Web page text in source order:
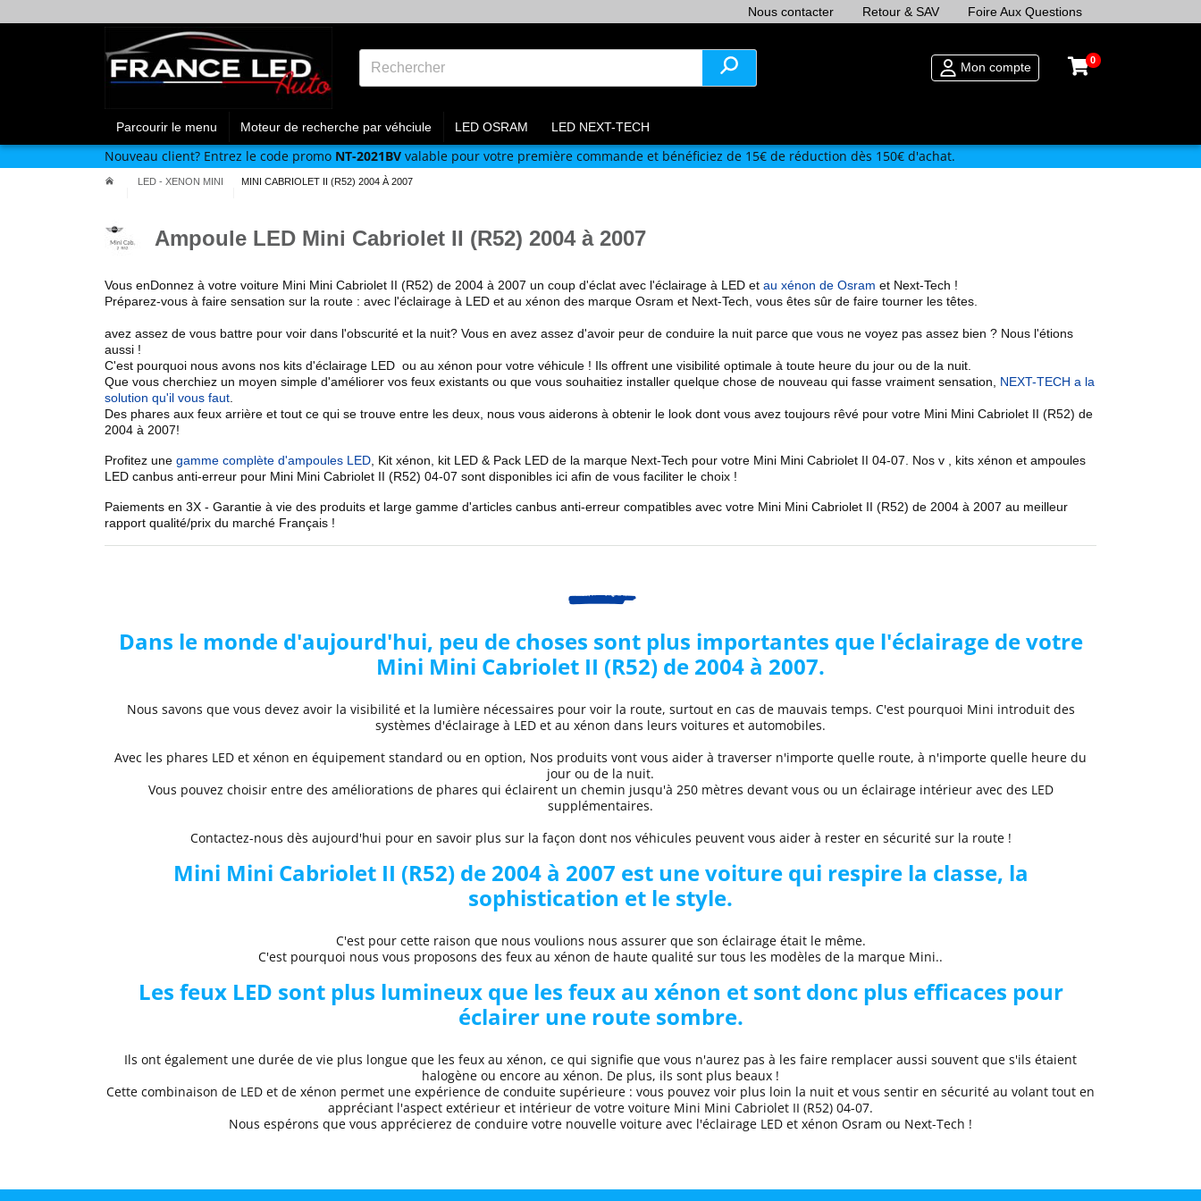
Nous contacter Retour & SAV Foire Aux Questions
Mon compte 0
Parcourir le menu Moteur de recherche par véhciule LED OSRAM LED NEXT-TECH
Nouveau client? Entrez le code promo NT-2021BV valable pour votre première commande et bénéficiez de 15€ de réduction dès 150€ d'achat.
LED - XENON MINI MINI CABRIOLET II (R52) 2004 À 2007
Ampoule LED Mini Cabriolet II (R52) 2004 à 2007
Vous enDonnez à votre voiture Mini Mini Cabriolet II (R52) de 2004 à 2007 un coup d'éclat avec l'éclairage à LED et au xénon de Osram et Next-Tech !
Préparez-vous à faire sensation sur la route : avec l'éclairage à LED et au xénon des marque Osram et Next-Tech , vous êtes sûr de faire tourner les têtes.
avez assez de vous battre pour voir dans l'obscurité et la nuit? Vous en avez assez d'avoir peur de conduire la nuit parce que vous ne voyez pas assez bien ? Nous l'étions
aussi !
C'est pourquoi nous avons nos kits d'éclairage LED ou au xénon pour votre véhicule ! Ils offrent une visibilité optimale à toute heure du jour ou de la nuit.
Que vous cherchiez un moyen simple d'améliorer vos feux existants ou que vous souhaitiez installer quelque chose de nouveau qui fasse vraiment sensation,
NEXT-TECH a la
solution qu'il vous faut
Des phares aux feux arrière et tout ce qui se trouve entre les deux, nous vous aiderons à obtenir le look dont vous avez toujours rêvé pour votre Mini Mini Cabriolet II (R52) de
2004 à 2007!
Profitez une gamme complète d'ampoules LED Kit xénon, kit LED & Pack LED de la marque Next-Tech pour votre Mini Mini Cabriolet II 04-07 . Nos v
, kits xénon et ampoules
LED canbus anti-erreur pour Mini Mini Cabriolet II (R52) 04-07 sont disponibles ici afin de vous faciliter le choix !
Paiements en 3X - Garantie à vie des produits et large gamme d'articles canbus anti-erreur compatibles avec votre Mini Mini Cabriolet II (R52) de 2004 à 2007 au meilleur
rapport qualité/prix du marché Français !
Dans le monde d'aujourd'hui, peu de choses sont plus importantes que l'éclairage de votre
Mini Mini Cabriolet II (R52) de 2004 à 2007.
Nous savons que vous devez avoir la visibilité et la lumière nécessaires pour voir la route, surtout en cas de mauvais temps. C'est pourquoi Mini introduit des
systèmes d'éclairage à LED et au xénon dans leurs voitures et automobiles.
Avec les phares LED et xénon en équipement standard ou en option, Nos produits vont vous aider à traverser n'importe quelle route, à n'importe quelle heure du
jour ou de la nuit.
Vous pouvez choisir entre des améliorations de phares qui éclairent un chemin jusqu'à 250 mètres devant vous ou un éclairage intérieur avec des LED
supplémentaires.
Contactez-nous dès aujourd'hui pour en savoir plus sur la façon dont nos véhicules peuvent vous aider à rester en sécurité sur la route !
Mini Mini Cabriolet II (R52) de 2004 à 2007 est une voiture qui respire la classe, la
sophistication et le style.
C'est pour cette raison que nous voulions nous assurer que son éclairage était le même.
C'est pourquoi nous vous proposons des feux au xénon de haute qualité sur tous les modèles de la marque Mini..
Les feux LED sont plus lumineux que les feux au xénon et sont donc plus efficaces pour
éclairer une route sombre.
Ils ont également une durée de vie plus longue que les feux au xénon, ce qui signifie que vous n'aurez pas à les faire remplacer aussi souvent que s'ils étaient
halogène ou encore au xénon. De plus, ils sont plus beaux !
Cette combinaison de LED et de xénon permet une expérience de conduite supérieure : vous pouvez voir plus loin la nuit et vous sentir en sécurité au volant tout en
appréciant l'aspect extérieur et intérieur de votre voiture Mini Mini Cabriolet II (R52) 04-07.
Nous espérons que vous apprécierez de conduire votre nouvelle voiture avec l'éclairage LED et xénon Osram ou Next-Tech !